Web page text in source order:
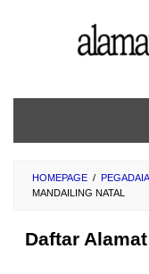
HOMEPAGE /
MANDAILING NATAL
Daftar